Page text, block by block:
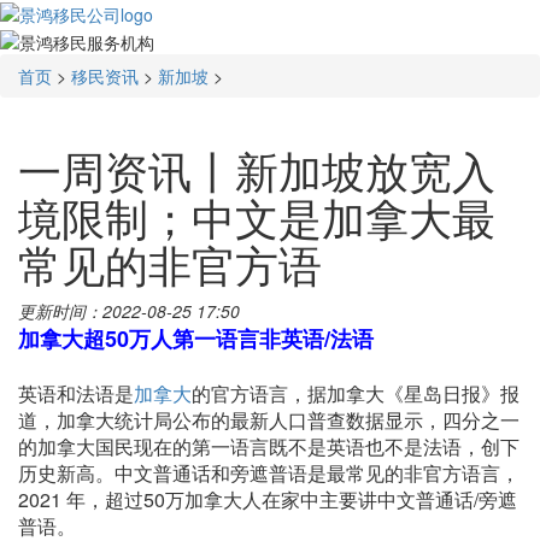
首页 > 移民资讯 > 新加坡 >
一周资讯丨新加坡放宽入
境限制；中文是加拿大最
常见的非官方语
更新时间：2022-08-25 17:50
加拿大超50万人第一语言非英语/法语
英语和法语是加拿大的官方语言，据加拿大《星岛日报》报
道，加拿大统计局公布的最新人口普查数据显示，四分之一
的加拿大国民现在的第一语言既不是英语也不是法语，创下
历史新高。中文普通话和旁遮普语是最常见的非官方语言，
2021 年，超过50万加拿大人在家中主要讲中文普通话/旁遮
普语。